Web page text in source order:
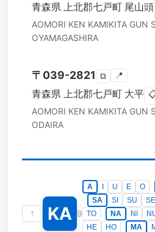
青森県 上北郡七戸町 尾山頭
AOMORI KEN KAMIKITA GUN
OYAMAGASHIRA
〒 039-2821 ⧉ 📍
青森県 上北郡七戸町 大平
AOMORI KEN KAMIKITA GUN
ODAIRA
↑ KA 9
A U E O
SA
SI SU SE
TO
NA NI
HE
HO MA